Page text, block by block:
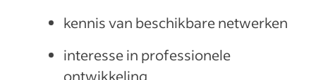
kennis van beschikbare netwerken
interesse in professionele
ontwikkeling